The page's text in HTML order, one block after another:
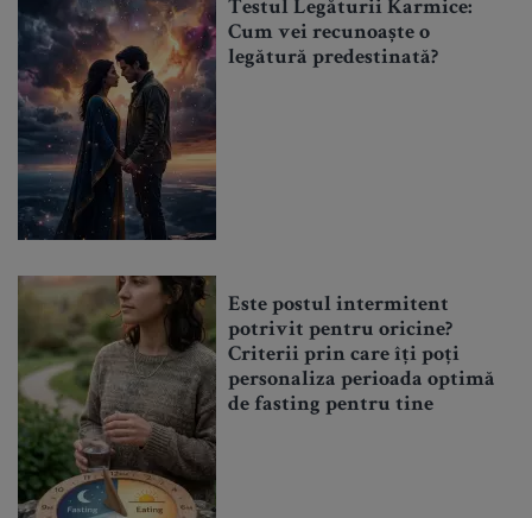
Testul Legăturii Karmice:
Cum vei recunoaște o
legătură predestinată?
Este postul intermitent
potrivit pentru oricine?
Criterii prin care îți poți
personaliza perioada optimă
de fasting pentru tine